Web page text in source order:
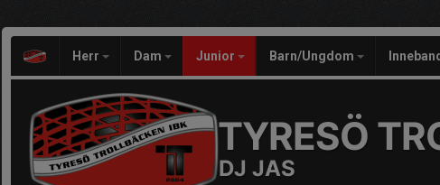
Herr Dam Junior Barn/Ungdom
TYRESÖ
DJ JAS